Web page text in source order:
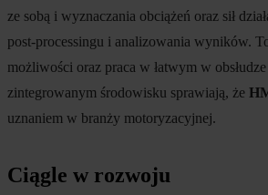
ze sobą i wyznaczania obciążeń oraz sił
post-processingu i analizowania wyników.
możliwości oraz praca w łatwym w
zintegrowanym środowisku sprawiają, że
uznaniem w branży motoryzacyjnej.
Ciągle w rozwoju